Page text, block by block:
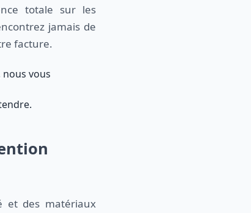
totale sur les
jamais de
facture.
nous vous
et des matériaux